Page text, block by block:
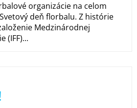
organizácie na celom
deň florbalu. Z histórie
Medzinárodnej
(IFF)...